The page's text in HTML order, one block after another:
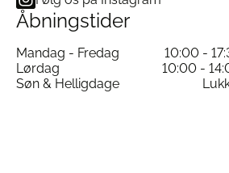
Åbningstider
Mandag - Fredag
10:00 -
Lørdag
10:00 -
Søn & Helligdage